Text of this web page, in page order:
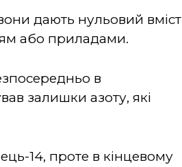
дають нульовий вміст
або приладами.
в
залишки азоту, які
14, проте в кінцевому